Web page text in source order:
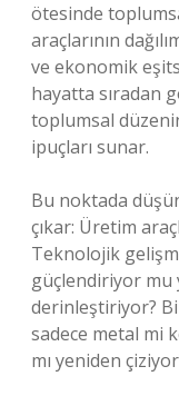
ötesinde
araçlarının
ve ekonomik
hayatta sıradan
toplumsal
ipuçları sunar.
Bu noktada
çıkar: Üretim
Teknolojik
güçlendiriyor mu
derinleştiriyor?
sadece metal mi
mı yeniden